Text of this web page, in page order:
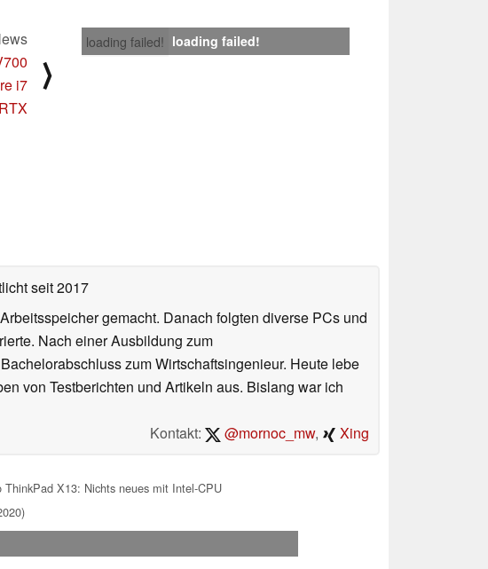
loading failed! loading failed!
i7
⟩
seit 2017
gemacht. Danach folgten diverse PCs und
Nach einer Ausbildung zum
zum Wirtschaftsingenieur. Heute lebe
von Testberichten und Artikeln aus. Bislang war ich
Kontakt:
@mornoc_mw, Xing
X13: Nichts neues mit Intel-CPU